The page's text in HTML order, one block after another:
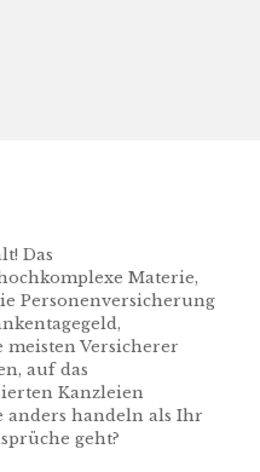
Das
Materie,
Personenversicherung
Versicherer
auf das
Kanzleien
anders handeln als Ihr
geht?